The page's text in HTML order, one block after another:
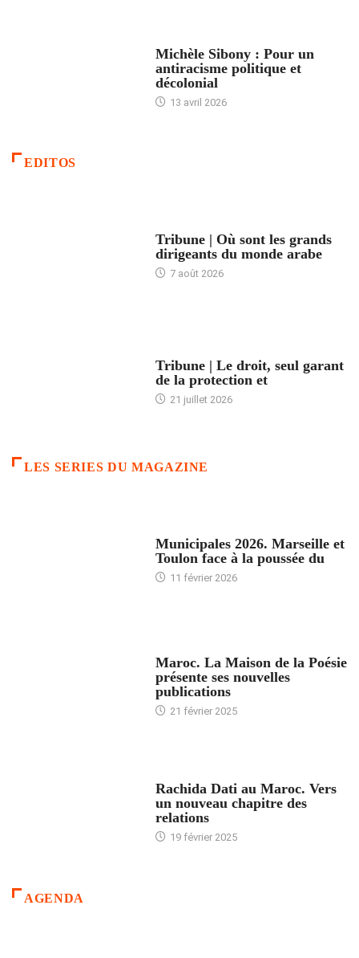
Michèle Sibony : Pour un
antiracisme politique et
décolonial
13 avril 2026
EDITOS
Tribune | Où sont les grands
dirigeants du monde arabe
7 août 2026
Tribune | Le droit, seul garant
de la protection et
21 juillet 2026
LES SERIES DU MAGAZINE
Municipales 2026. Marseille et
Toulon face à la poussée du
11 février 2026
Maroc. La Maison de la Poésie
présente ses nouvelles
publications
21 février 2025
Rachida Dati au Maroc. Vers
un nouveau chapitre des
relations
19 février 2025
AGENDA